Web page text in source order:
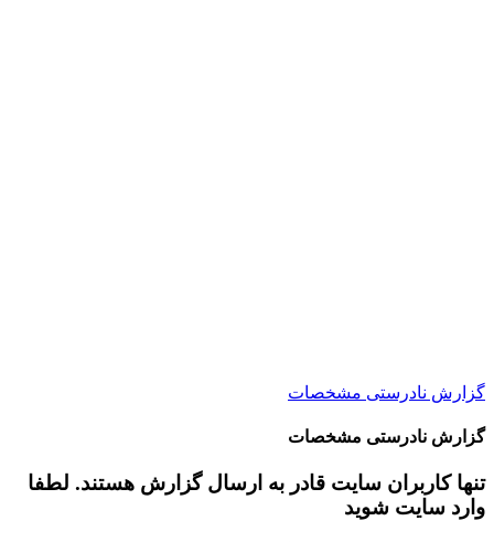
گزارش نادرستی مشخصات
گزارش نادرستی مشخصات
تنها کاربران سایت قادر به ارسال گزارش هستند. لطفا
وارد سایت شوید